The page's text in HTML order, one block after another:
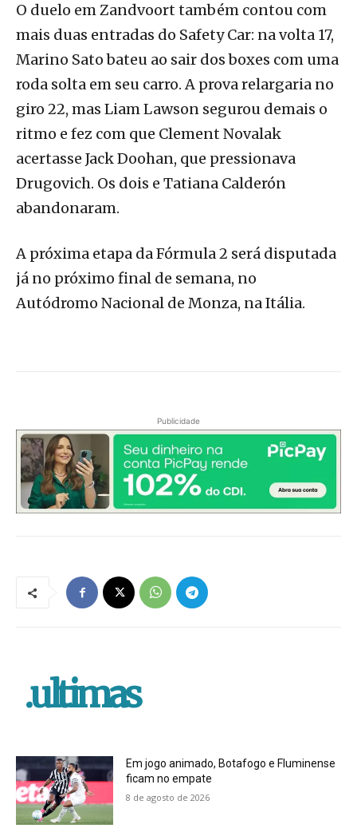
O duelo em Zandvoort também contou com
mais duas entradas do Safety Car: na volta 17,
Marino Sato bateu ao sair dos boxes com uma
roda solta em seu carro. A prova relargaria no
giro 22, mas Liam Lawson segurou demais o
ritmo e fez com que Clement Novalak
acertasse Jack Doohan, que pressionava
Drugovich. Os dois e Tatiana Calderón
abandonaram.
A próxima etapa da Fórmula 2 será disputada
já no próximo final de semana, no
Autódromo Nacional de Monza, na Itália.
Publicidade
.ultimas
Em jogo animado, Botafogo e Fluminense
ficam no empate
8 de agosto de 2026